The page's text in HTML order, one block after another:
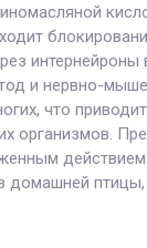
интернейроны
и нервно-
что
организмов.
домашней птицы,